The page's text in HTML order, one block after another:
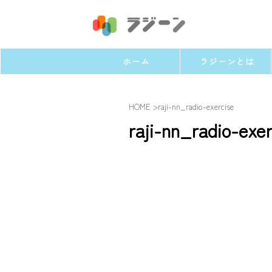
ホーム ラジーンとは
HOME >raji-nn_radio-exercise
raji-nn_radio-